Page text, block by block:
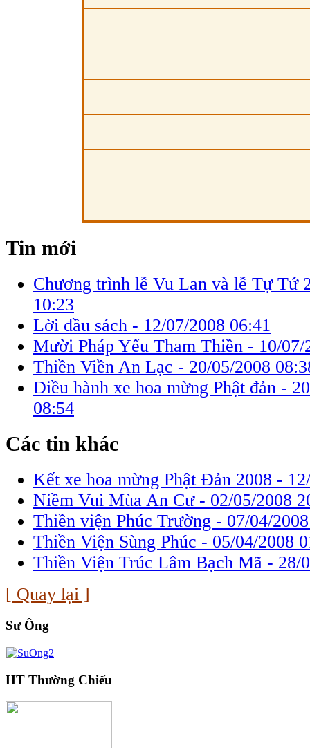
Tin mới
Chương trình lễ Vu Lan và lễ Tự Tứ
10:23
Lời đầu sách - 12/07/2008 06:41
Mười Pháp Yếu Tham Thiền - 10/07/
Thiền Viền An Lạc - 20/05/2008
Diều hành xe hoa mừng Phật đản -
08:54
Các tin khác
Kết xe hoa mừng Phật Đản 2008 -
Niềm Vui Mùa An Cư - 02/05/2008
Thiền viện Phúc Trường - 07/04/
Thiền Viện Sùng Phúc - 05/04/2008
Thiền Viện Trúc Lâm Bạch Mã - 28/
[ Quay lại ]
Sư Ông
HT Thường Chiếu